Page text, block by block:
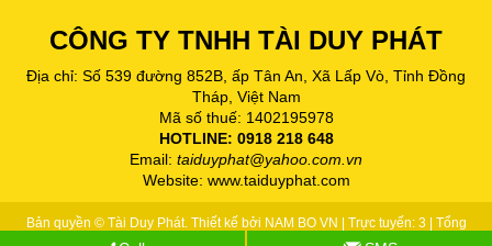
CÔNG TY TNHH TÀI DUY PHÁT
Địa chỉ: Số 539 đường 852B, ấp Tân An, Xã Lấp Vò, Tỉnh Đồng
Tháp, Việt Nam
Mã số thuế: 1402195978
HOTLINE: 0918 218 648
Email: taiduyphat@yahoo.com.vn
Website: www.taiduyphat.com
Bản quyền © Tài Duy Phát. Thiết kế bởi NAM BO VN
| Trực tuyến: 3 | Tổng